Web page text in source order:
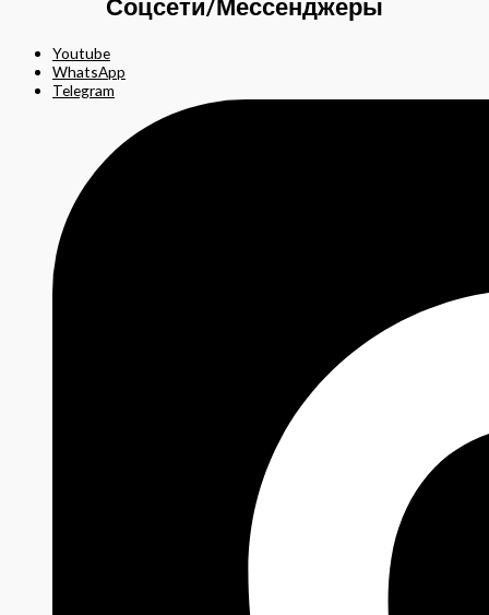
Youtube
WhatsApp
Telegram